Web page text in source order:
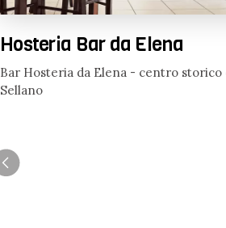
Hosteria Bar da Elena
Bar Hosteria da Elena - centro storico
Sellano